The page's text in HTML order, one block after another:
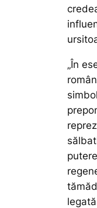
„În